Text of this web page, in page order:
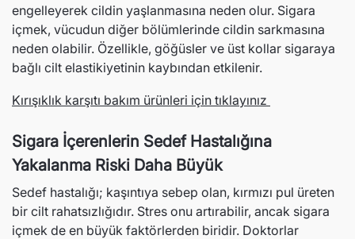
engelleyerek cildin yaşlanmasına neden olur. Sigara
içmek, vücudun diğer bölümlerinde cildin sarkmasına
neden olabilir. Özellikle, göğüsler ve üst kollar sigaraya
bağlı cilt elastikiyetinin kaybından etkilenir.
Kırışıklık karşıtı bakım ürünleri için tıklayınız
Sigara İçerenlerin Sedef Hastalığına
Yakalanma Riski Daha Büyük
Sedef hastalığı; kaşıntıya sebep olan, kırmızı pul üreten
bir cilt rahatsızlığıdır. Stres onu artırabilir, ancak sigara
içmek de en büyük faktörlerden biridir. Doktorlar